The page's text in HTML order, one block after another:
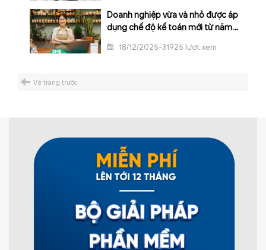
Doanh nghiệp vừa và nhỏ được áp
dụng chế độ kế toán mới từ năm
18/12/2025-31925 lượt xem
Về trang trước